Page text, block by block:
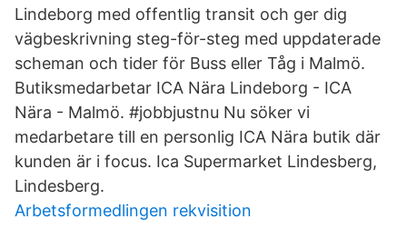
Lindeborg med offentlig transit och ger dig
vägbeskrivning steg-för-steg med uppdaterade
scheman och tider för Buss eller Tåg i Malmö.
Butiksmedarbetar ICA Nära Lindeborg - ICA
Nära - Malmö. #jobbjustnu Nu söker vi
medarbetare till en personlig ICA Nära butik där
kunden är i focus. Ica Supermarket Lindesberg,
Lindesberg.
Arbetsformedlingen rekvisition